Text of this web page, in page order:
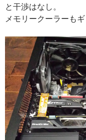
と干渉はなし。
メモリークーラーも